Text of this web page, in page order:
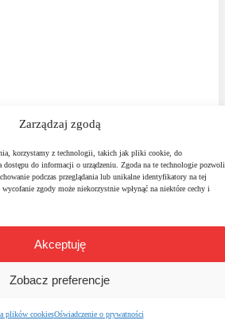
Zarządzaj zgodą
korzystamy z technologii, takich jak pliki cookie, do
do informacji o urządzeniu. Zgoda na te technologie pozwoli
podczas przeglądania lub unikalne identyfikatory na tej
zgody może niekorzystnie wpłynąć na niektóre cechy i
Akceptuję
Zobacz preferencje
plików cookiesOświadczenie o prywatności